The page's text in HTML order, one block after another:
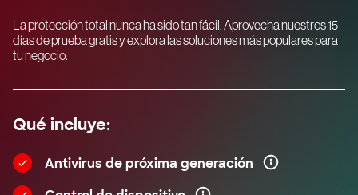
La protección total nunca ha sido tan fácil. Aprovecha nuestros 15
días de prueba gratis y explora las soluciones más populares para
tu negocio.
Qué incluye:
Antivirus de próxima generación